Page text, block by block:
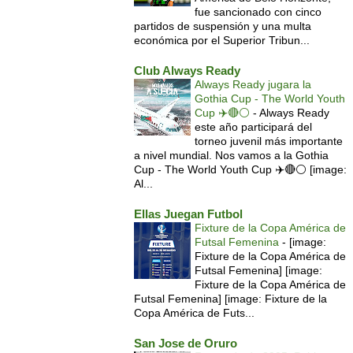
fue sancionado con cinco
partidos de suspensión y una multa
económica por el Superior Tribun...
Club Always Ready
Always Ready jugara la
Gothia Cup - The World Youth
Cup ✈️🔴⚪️ - Always Ready
este año participará del
torneo juvenil más importante
a nivel mundial. Nos vamos a la Gothia
Cup - The World Youth Cup ✈️🔴⚪️ [image:
Al...
Ellas Juegan Futbol
Fixture de la Copa América de
Futsal Femenina - [image:
Fixture de la Copa América de
Futsal Femenina] [image:
Fixture de la Copa América de
Futsal Femenina] [image: Fixture de la
Copa América de Futs...
San Jose de Oruro